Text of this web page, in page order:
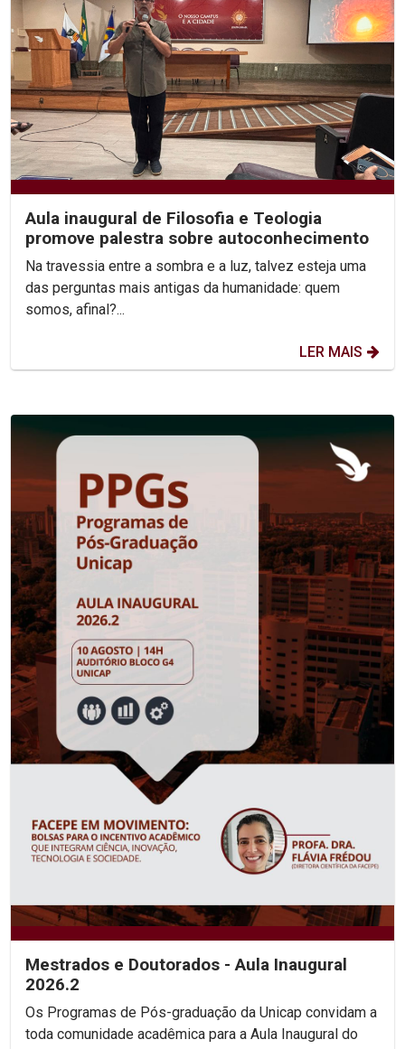
Aula inaugural de Filosofia e Teologia
promove palestra sobre autoconhecimento
Na travessia entre a sombra e a luz, talvez esteja uma
das perguntas mais antigas da humanidade: quem
somos, afinal?...
LER MAIS
Mestrados e Doutorados - Aula Inaugural
2026.2
Os Programas de Pós-graduação da Unicap convidam a
toda comunidade acadêmica para a Aula Inaugural do